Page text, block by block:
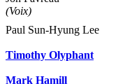
(Voix)
Paul Sun-Hyung Lee
Timothy Olyphant
Mark Hamill